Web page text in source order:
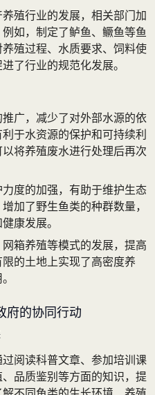
养殖行业的发展，相关部门加
如，制定了鲈鱼、鳜鱼等鱼
殖过程、水质要求、饲料使
了行业的规范化发展。
广，减少了对外部水源的依
于水资源的保护和可持续利
将养殖废水进行处理后再次
力度的加强，有助于维护生态
加了野生鱼类的种群数量，
康发展。
网箱养殖等模式的发展，提高
的土地上实现了高密度养
府的协同行动
过阅读科普文章、参加培训课
品质鉴别等方面的知识，提